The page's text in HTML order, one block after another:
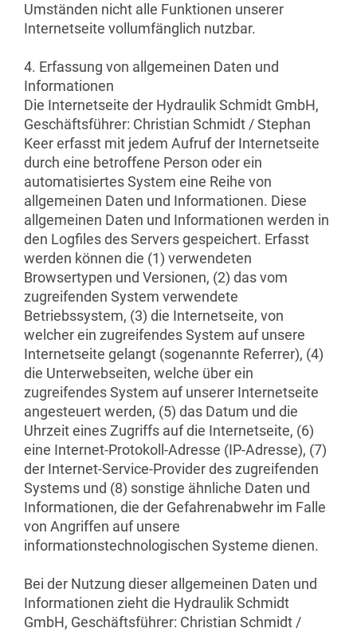
Umständen nicht alle Funktionen unserer
Internetseite vollumfänglich nutzbar.
4. Erfassung von allgemeinen Daten und
Informationen
Die Internetseite der Hydraulik Schmidt GmbH,
Geschäftsführer: Christian Schmidt / Stephan
Keer erfasst mit jedem Aufruf der Internetseite
durch eine betroffene Person oder ein
automatisiertes System eine Reihe von
allgemeinen Daten und Informationen. Diese
allgemeinen Daten und Informationen werden in
den Logfiles des Servers gespeichert. Erfasst
werden können die (1) verwendeten
Browsertypen und Versionen, (2) das vom
zugreifenden System verwendete
Betriebssystem, (3) die Internetseite, von
welcher ein zugreifendes System auf unsere
Internetseite gelangt (sogenannte Referrer), (4)
die Unterwebseiten, welche über ein
zugreifendes System auf unserer Internetseite
angesteuert werden, (5) das Datum und die
Uhrzeit eines Zugriffs auf die Internetseite, (6)
eine Internet-Protokoll-Adresse (IP-Adresse), (7)
der Internet-Service-Provider des zugreifenden
Systems und (8) sonstige ähnliche Daten und
Informationen, die der Gefahrenabwehr im Falle
von Angriffen auf unsere
informationstechnologischen Systeme dienen.
Bei der Nutzung dieser allgemeinen Daten und
Informationen zieht die Hydraulik Schmidt
GmbH, Geschäftsführer: Christian Schmidt /